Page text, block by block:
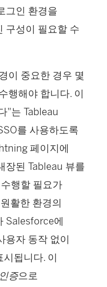
그인 환경을
구성이 필요할 수
이 중요한 경우 몇
행해야 합니다. 이
"는 Tableau
를 사용하도록
페이지에
장된 Tableau 뷰를
행할 필요가
활한 환경의
Salesforce에
용자 동작 없이
됩니다. 이
증으로